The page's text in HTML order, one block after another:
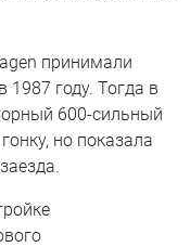
принимали
1987 году. Тогда в
600-сильный
но показала